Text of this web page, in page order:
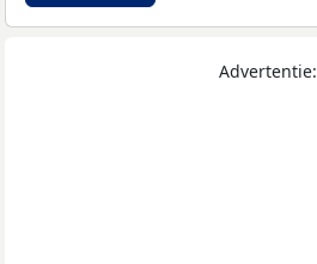
Advertentie: